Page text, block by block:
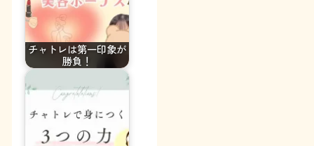
チャトレは第一印象が
勝負！